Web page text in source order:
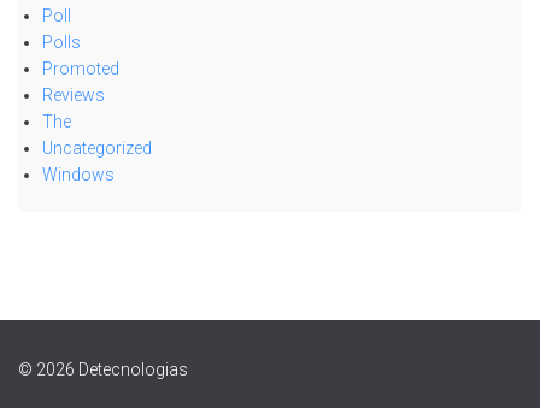
Poll
Polls
Promoted
Reviews
The
Uncategorized
Windows
© 2026 Detecnologias